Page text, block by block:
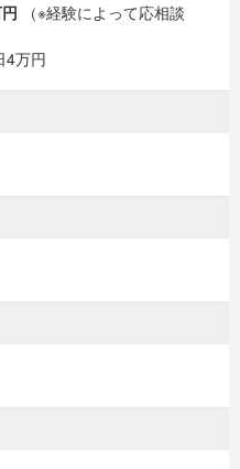
（※経験によって応相談
4万円